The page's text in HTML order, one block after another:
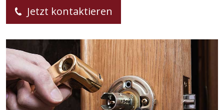
Jetzt kontaktieren